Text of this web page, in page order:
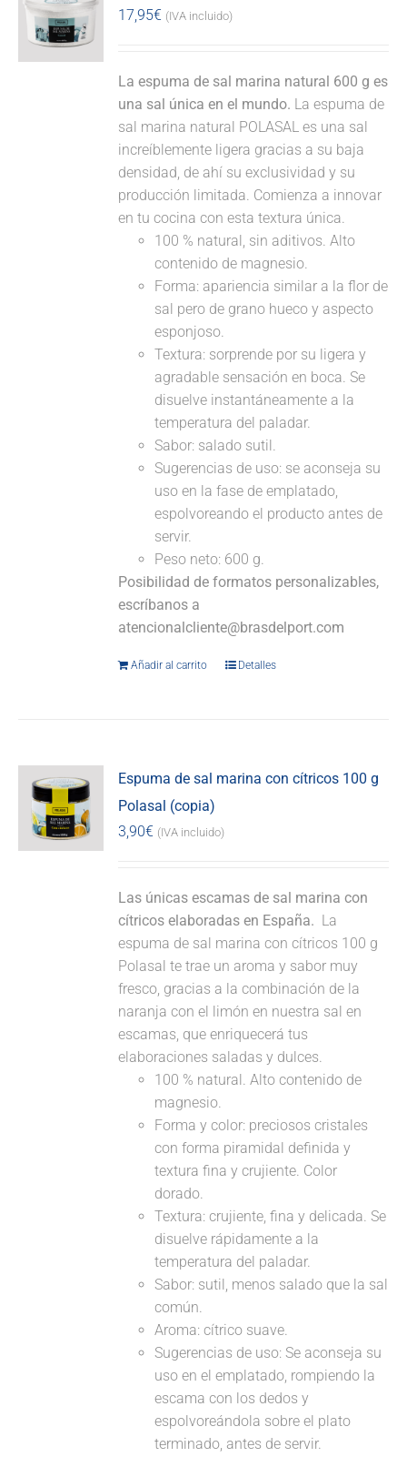
17,95€ (IVA incluido)
La espuma de sal marina natural 600 g es
una sal única en el mundo. La espuma de
sal marina natural POLASAL es una sal
increíblemente ligera gracias a su baja
densidad, de ahí su exclusividad y su
producción limitada. Comienza a innovar
en tu cocina con esta textura única.
100 % natural, sin aditivos. Alto
contenido de magnesio.
Forma: apariencia similar a la flor de
sal pero de grano hueco y aspecto
esponjoso.
Textura: sorprende por su ligera y
agradable sensación en boca. Se
disuelve instantáneamente a la
temperatura del paladar.
Sabor: salado sutil.
Sugerencias de uso: se aconseja su
uso en la fase de emplatado,
espolvoreando el producto antes de
servir.
Peso neto: 600 g.
Posibilidad de formatos personalizables,
escríbanos a
atencionalcliente@brasdelport.com
Añadir al carrito Detalles
Espuma de sal marina con cítricos 100 g
Polasal (copia)
3,90€ (IVA incluido)
Las únicas escamas de sal marina con
cítricos elaboradas en España. La
espuma de sal marina con cítricos 100 g
Polasal te trae un aroma y sabor muy
fresco, gracias a la combinación de la
naranja con el limón en nuestra sal en
escamas, que enriquecerá tus
elaboraciones saladas y dulces.
100 % natural. Alto contenido de
magnesio.
Forma y color: preciosos cristales
con forma piramidal definida y
textura fina y crujiente. Color
dorado.
Textura: crujiente, fina y delicada. Se
disuelve rápidamente a la
temperatura del paladar.
Sabor: sutil, menos salado que la sal
común.
Aroma: cítrico suave.
Sugerencias de uso: Se aconseja su
uso en el emplatado, rompiendo la
escama con los dedos y
espolvoreándola sobre el plato
terminado, antes de servir.